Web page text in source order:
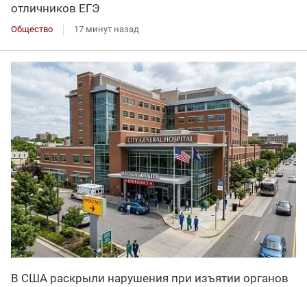
отличников ЕГЭ
Общество 17 минут назад
В США раскрыли нарушения при изъятии органов